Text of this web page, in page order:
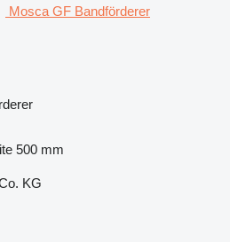
Mosca GF Bandförderer
500 mm
KG